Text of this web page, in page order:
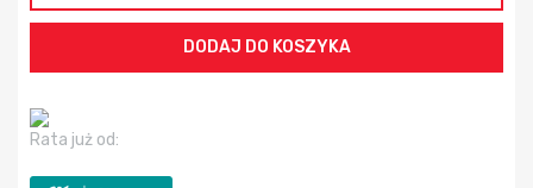
Rata już od: